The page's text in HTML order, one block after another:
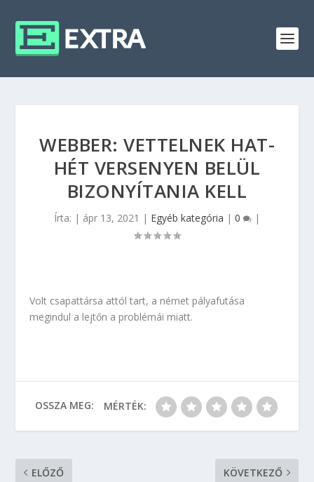
WEBBER: VETTELNEK HAT-
HÉT VERSENYEN BELÜL
BIZONYÍTANIA KELL
Írta: | ápr 13, 2021 | Egyéb kategória | 0 |
Volt csapattársa attól tart, a német pályafutása
megindul a lejtőn a problémái miatt.
OSSZA MEG: MÉRTÉK:
ELŐZŐ KÖVETKEZŐ